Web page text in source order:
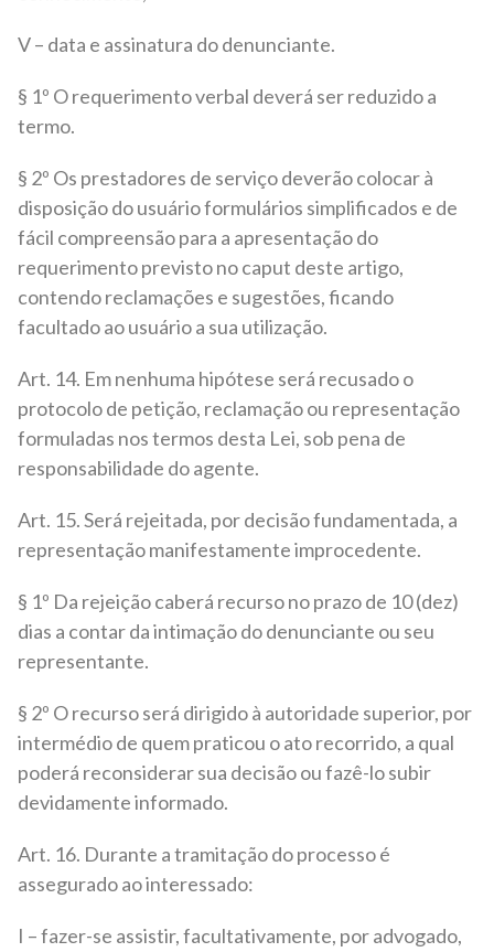
V – data e assinatura do denunciante.
§ 1º O requerimento verbal deverá ser reduzido a
termo.
§ 2º Os prestadores de serviço deverão colocar à
disposição do usuário formulários simplificados e de
fácil compreensão para a apresentação do
requerimento previsto no caput deste artigo,
contendo reclamações e sugestões, ficando
facultado ao usuário a sua utilização.
Art. 14. Em nenhuma hipótese será recusado o
protocolo de petição, reclamação ou representação
formuladas nos termos desta Lei, sob pena de
responsabilidade do agente.
Art. 15. Será rejeitada, por decisão fundamentada, a
representação manifestamente improcedente.
§ 1º Da rejeição caberá recurso no prazo de 10 (dez)
dias a contar da intimação do denunciante ou seu
representante.
§ 2º O recurso será dirigido à autoridade superior, por
intermédio de quem praticou o ato recorrido, a qual
poderá reconsiderar sua decisão ou fazê-lo subir
devidamente informado.
Art. 16. Durante a tramitação do processo é
assegurado ao interessado:
I – fazer-se assistir, facultativamente, por advogado,